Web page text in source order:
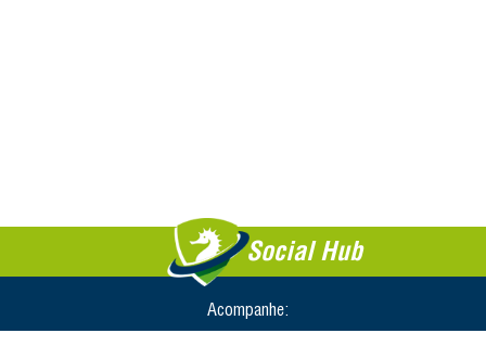
Social Hub
Acompanhe: